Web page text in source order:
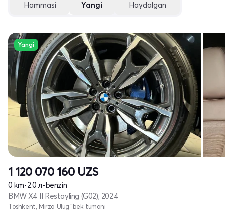
Hammasi Yangi Haydalgan
Yangi
1 120 070 160 UZS
0 km•2.0 л•benzin
BMW X4 II Restayling (G02), 2024
Toshkent, Mirzo Ulug`bek tumani